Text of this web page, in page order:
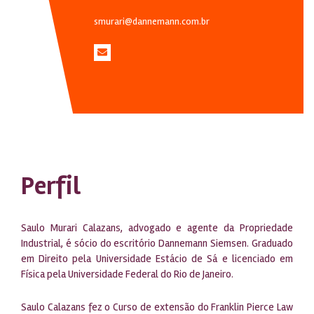
smurari@dannemann.com.br
Perfil
Saulo Murari Calazans, advogado e agente da Propriedade
Industrial, é sócio do escritório Dannemann Siemsen. Graduado
em Direito pela Universidade Estácio de Sá e licenciado em
Física pela Universidade Federal do Rio de Janeiro.
Saulo Calazans fez o Curso de extensão do Franklin Pierce Law